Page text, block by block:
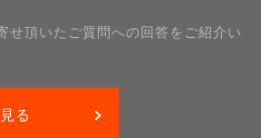
せ頂いたご質問への回答をご紹介い
る